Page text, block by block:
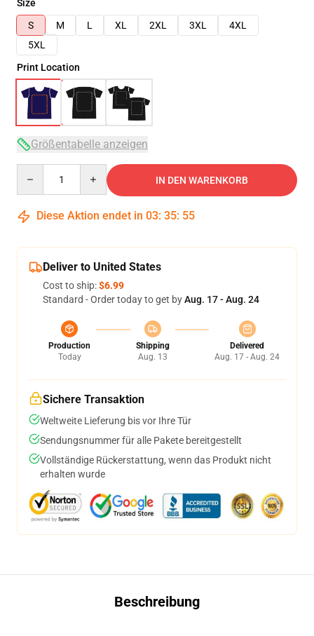
Size
S
M L XL 2XL 3XL
4XL
5XL
Print Location
Größentabelle anzeigen
IN DEN WARENKORB
Diese Aktion endet in 03: 35: 54
Deliver to United States
Cost to ship:$6.99
Standard - Order today to get byAug. 17 - Aug. 24
Production
Today
Shipping
Aug. 13
Delivered
Aug. 17 - Aug. 24
Sichere Transaktion
Weltweite Lieferung bis vor Ihre Tür
Sendungsnummer für alle Pakete bereitgestellt
Vollständige Rückerstattung, wenn das Produkt nicht
erhalten wurde
Beschreibung